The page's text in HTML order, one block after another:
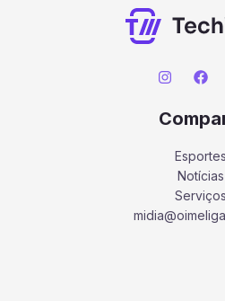
Esportes
Notícias
Serviços